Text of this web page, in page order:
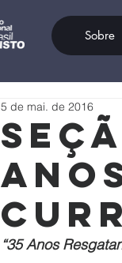
Sobre
5 de mai. de 2016
“35 Anos